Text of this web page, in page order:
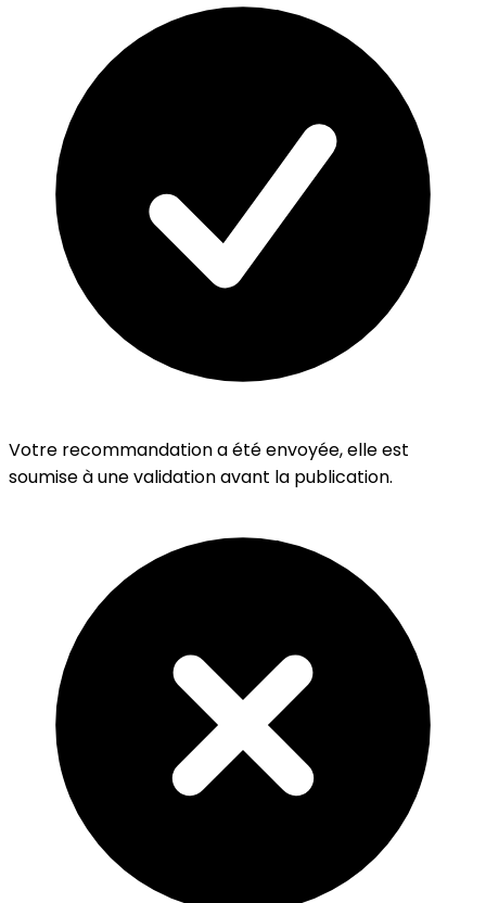
Votre recommandation a été envoyée, elle est
soumise à une validation avant la publication.